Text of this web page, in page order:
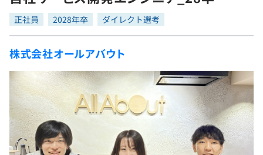
転職エージェント
転職成功ガイド
本選考
インターン
新卒エージェント
イベント・セミナー
インタビュー
問題集
ナレッジ
リファレンス
プログラミング言語
評価結果一覧
再チャレンジ結果一覧
ゲーム・マンガ
Tech Team Journal
paiza times
note
paizaとは？
正社員 2028年卒 ダイレクト選考
株式会社オールアバウト